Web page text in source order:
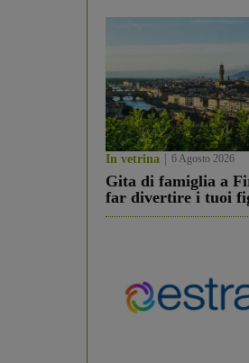
In vetrina 6 Agosto 2026
Gita di famiglia a
far divertire i tuoi